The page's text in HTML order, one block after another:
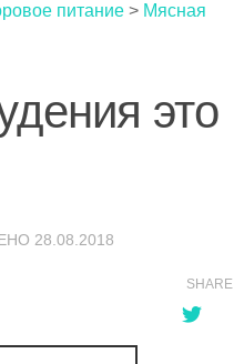
питание > Мясная
это
28.08.2018
SHARE